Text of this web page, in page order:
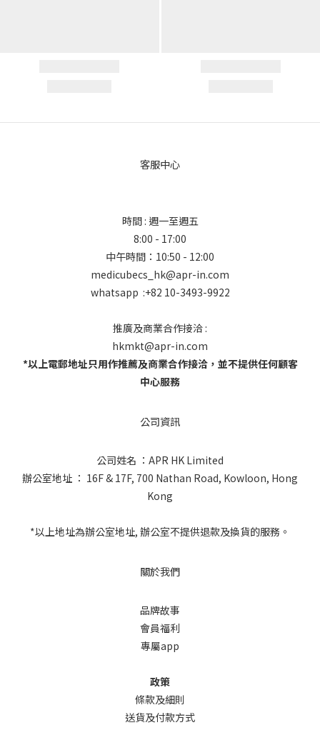
客服中心
時間 : 週一至週五
8:00 - 17:00
中午時間：10:50 - 12:00
medicubecs_hk@apr-in.com
whatsapp :+82 10-3493-9922
推廣及商業合作接洽 :
hkmkt@apr-in.com
*以上電郵地址只用作推薦及商業合作接洽，並不提供任何顧客
中心服務
公司資訊
公司姓名 ：APR HK Limited
辦公室地址 ： 16F & 17F, 700 Nathan Road, Kowloon, Hong
Kong
*以上地址為辦公室地址, 辦公室不提供退款及換貨的服務。
關於我們
品牌故事
會員福利
專屬app
政策
條款及細則
送貨及付款方式